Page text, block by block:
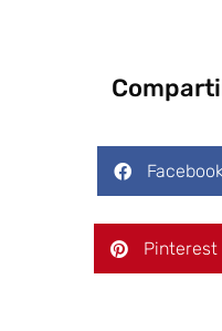
Pinterest